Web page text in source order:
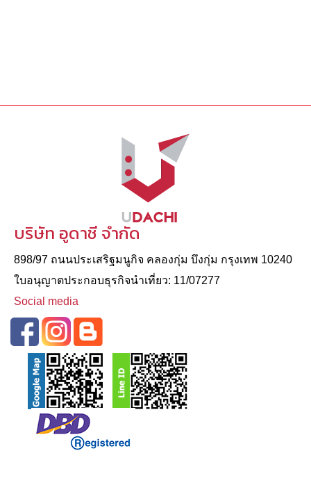
บริษัท อูดาชี จำกัด
898/97 ถนนประเสริฐมนูกิจ คลองกุ่ม บึงกุ่ม กรุงเทพ 10240
ใบอนุญาตประกอบธุรกิจนําเที่ยว: 11/07277
Social media